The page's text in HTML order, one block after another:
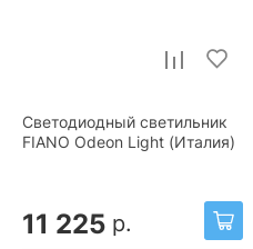
Светодиодный светильник
FIANO Odeon Light (Италия)
11 225 р.